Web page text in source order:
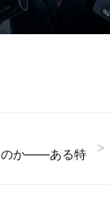
のか——ある特